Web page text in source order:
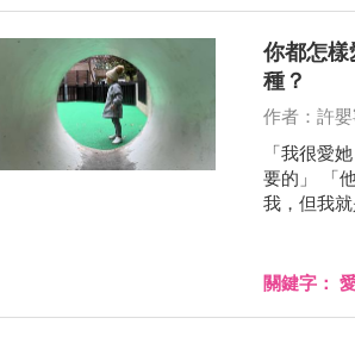
你都怎樣
種？
作者：許
「我很愛
要的」 「
我，但我
過，可是
關鍵字：